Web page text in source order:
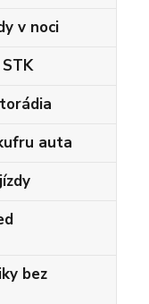
v noci
auta
bez